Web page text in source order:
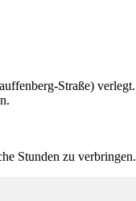
Straße) verlegt.
Stunden zu verbringen.